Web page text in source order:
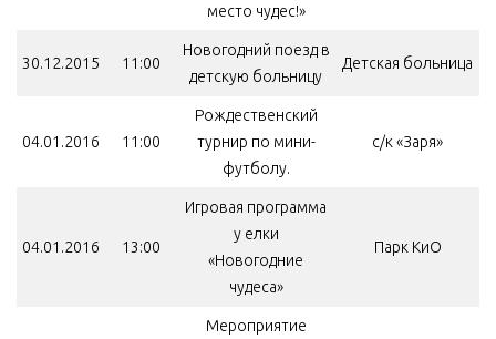
место чудес!»
30.12.2015 11:00
Новогодний поезд в
детскую больницу
Детская больница
04.01.2016 11:00
Рождественский
турнир по мини-
футболу.
с/к «Заря»
04.01.2016 13:00
Игровая программа
у елки
«Новогодние
чудеса»
Парк КиО
Мероприятие